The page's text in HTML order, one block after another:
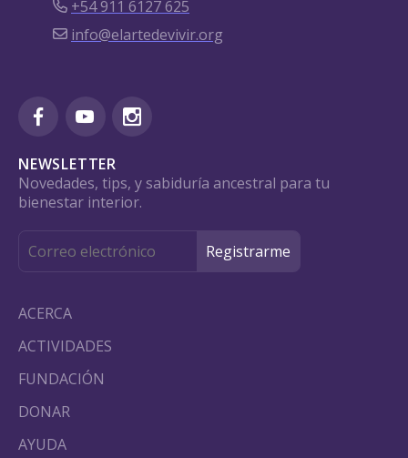
+54 911 6127 625
info@elartedevivir.org
NEWSLETTER
Novedades, tips, y sabiduría ancestral para tu
bienestar interior.
ACERCA
ACTIVIDADES
FUNDACIÓN
DONAR
AYUDA